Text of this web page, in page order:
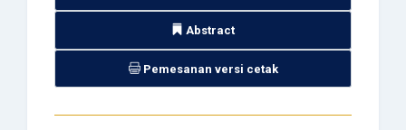
Abstract
Pemesanan versi cetak